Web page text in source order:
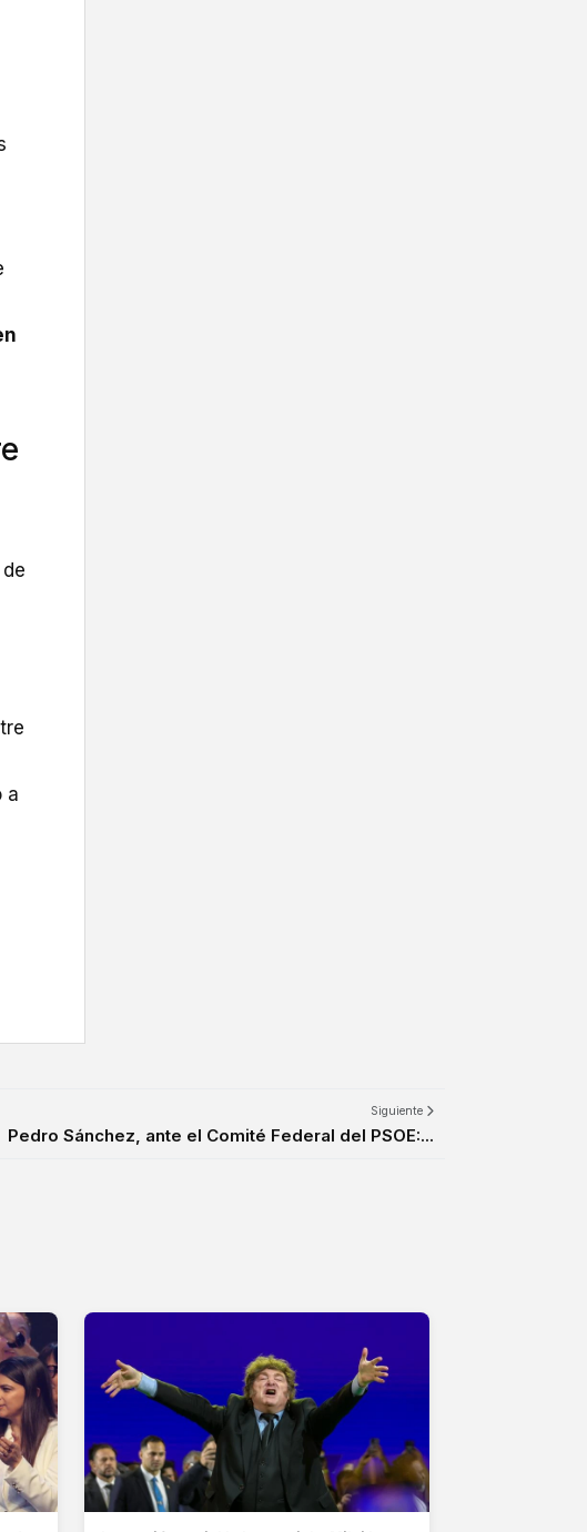
a
Siguiente
Pedro Sánchez, ante el Comité Federal del PSOE:...